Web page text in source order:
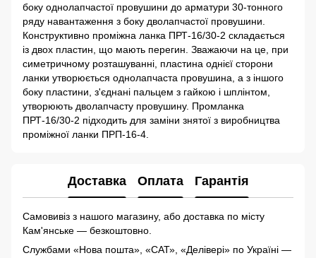
боку однолапчастої провушини до арматури 30-тонного
ряду навантаження з боку дволапчастої провушини.
Конструктивно проміжна ланка ПРТ-16/30-2 складається
із двох пластин, що мають перегин. Зважаючи на це, при
симетричному розташуванні, пластина однієї сторони
ланки утворюється однолапчаста провушина, а з іншого
боку пластини, з'єднані пальцем з гайкою і шплінтом,
утворюють дволапчасту провушину. Промланка
ПРТ-16/30-2 підходить для заміни знятої з виробництва
проміжної ланки ПРП-16-4.
Доставка Оплата Гарантія
Самовивіз з нашого магазину, або доставка по місту
Кам'янське — безкоштовно.
Службами «Нова пошта», «САТ», «Делівері» по Україні —